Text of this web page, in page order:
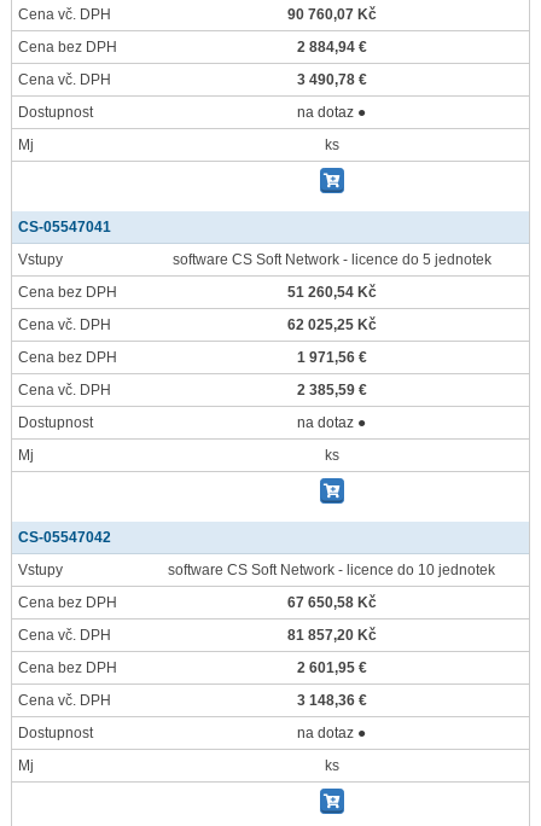
Cena vč. DPH
90 760,07 Kč
Cena bez DPH
2 884,94 €
Cena vč. DPH
3 490,78 €
Dostupnost
na dotaz ●
Mj
ks
CS-05547041
Vstupy
software CS Soft Network - licence do 5 jednotek
Cena bez DPH
51 260,54 Kč
Cena vč. DPH
62 025,25 Kč
Cena bez DPH
1 971,56 €
Cena vč. DPH
2 385,59 €
Dostupnost
na dotaz ●
Mj
ks
CS-05547042
Vstupy
software CS Soft Network - licence do 10 jednotek
Cena bez DPH
67 650,58 Kč
Cena vč. DPH
81 857,20 Kč
Cena bez DPH
2 601,95 €
Cena vč. DPH
3 148,36 €
Dostupnost
na dotaz ●
Mj
ks